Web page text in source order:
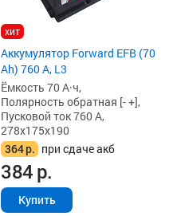
хит
Аккумулятор Forward EFB (70
Ah) 760 А, L3
Ёмкость 70 А·ч,
Полярность обратная [- +],
Пусковой ток 760 А,
278x175x190
364р. при сдаче акб
384р.
Купить